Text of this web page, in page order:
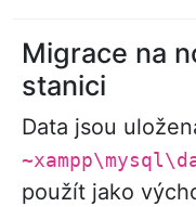
Migrace na
stanici
Data jsou
použít jako